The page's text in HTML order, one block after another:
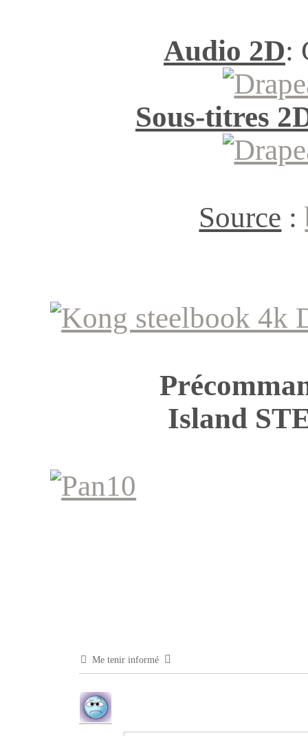
Audio 2D:
Sous-titres
Source :
Island
Me tenir informé